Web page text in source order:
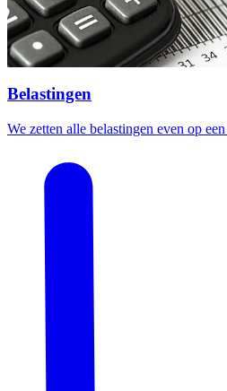
Belastingen
We zetten alle belastingen even op